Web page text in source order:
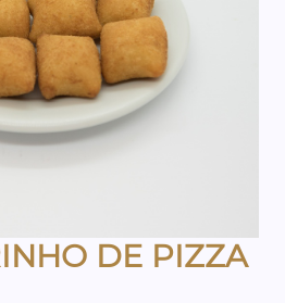
DE PIZZA